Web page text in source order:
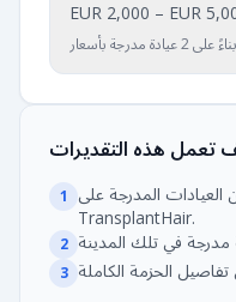
EUR 2,000 – EUR
بناءً على 2 عيادة مدرجة بأسعار
تعمل هذه التقديرات
1
العيادات المدرجة على
TransplantHair.
2
3